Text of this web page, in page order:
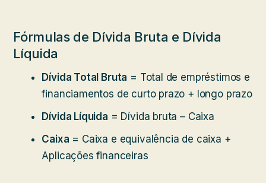
Fórmulas de Dívida Bruta e Dívida
Líquida
Dívida Total Bruta = Total de empréstimos e
financiamentos de curto prazo + longo prazo
Dívida Líquida = Dívida bruta – Caixa
Caixa = Caixa e equivalência de caixa +
Aplicações financeiras